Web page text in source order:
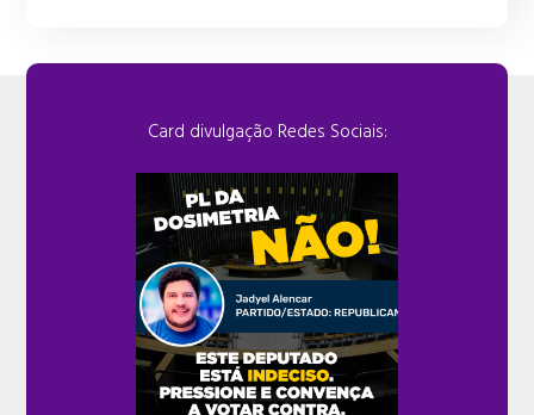
Card divulgação Redes Sociais: